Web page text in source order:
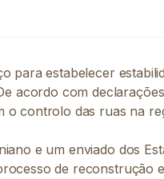
para estabelecer
acordo com
o controlo das ruas na
e um enviado dos
de reconstrução